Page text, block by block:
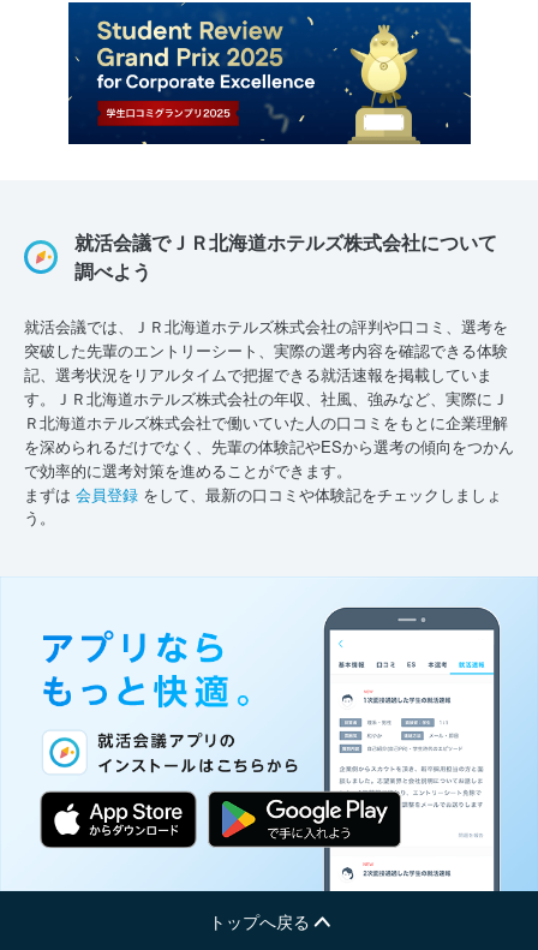
就活会議でＪＲ北海道ホテルズ株式会社について
調べよう
就活会議では、ＪＲ北海道ホテルズ株式会社の評判や口コミ、選考を
突破した先輩のエントリーシート、実際の選考内容を確認できる体験
記、選考状況をリアルタイムで把握できる就活速報を掲載していま
す。ＪＲ北海道ホテルズ株式会社の年収、社風、強みなど、実際にＪ
Ｒ北海道ホテルズ株式会社で働いていた人の口コミをもとに企業理解
を深められるだけでなく、先輩の体験記やESから選考の傾向をつかん
で効率的に選考対策を進めることができます。
まずは 会員登録 をして、最新の口コミや体験記をチェックしましょ
う。
トップへ戻る